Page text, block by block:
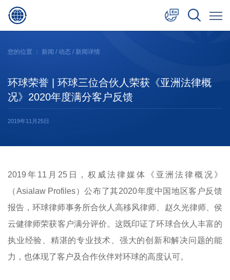
日本語
您的位置 ： 新闻 / 动态 / 新闻详情
环球荣誉 | 环球三位合伙人荣获《亚洲法律概
况》2020年度满分客户反馈
2019年11月25日
2019年11月25日，权威法律媒体《亚洲法律概况》
（Asialaw Profiles）公布了其2020年度中国地区客户反馈
报告，环球律师事务所合伙人高移风律师、 赵久光律师、侯
云健律师荣获客户满分评价。这既印证了环球合伙人丰富的
执业经验、精湛的专业技术、强大的创新和解决问题的能
力，也体现了客户及合作伙伴对环球的高度认可。